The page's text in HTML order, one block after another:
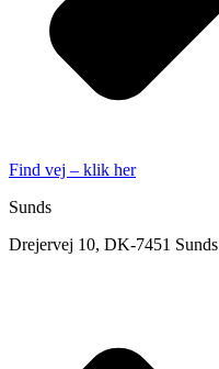
Find vej – klik her
Sunds
Drejervej 10, DK-7451 Sunds